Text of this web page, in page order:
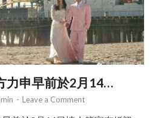
力申早前於2月14…
- Leave a Comment